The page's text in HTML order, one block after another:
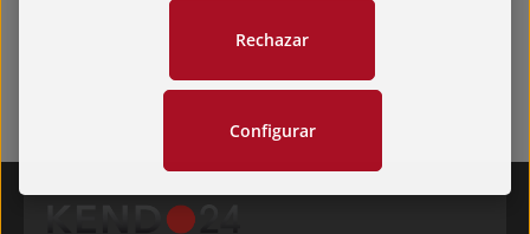
Rechazar
Configurar